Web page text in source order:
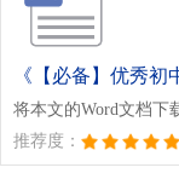
《【必备】优秀初
将本文的Word文档下
推荐度：